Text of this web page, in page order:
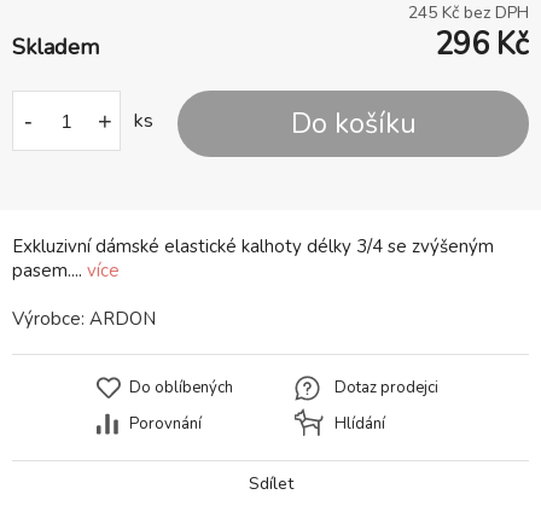
Exkluzivní dámské elastické kalhoty délky 3/4 se zvýšeným
pasem.... více
245 Kč bez DPH
Skladem 296 Kč
- + ks Do košíku
Výrobce: ARDON
Do oblíbených
Porovnání
Dotaz prodejci
Hlídání
Sdílet